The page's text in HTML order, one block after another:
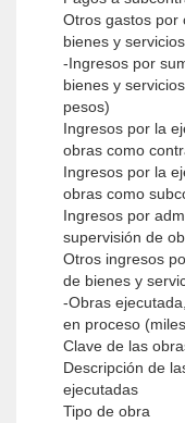
Otros gastos por
bienes y servicios
-Ingresos por
bienes y
pesos)
Ingresos por la
obras como
Ingresos por la
obras como
Ingresos por
supervisión de
Otros ingresos
de bienes y
-Obras
en proceso
Clave de las
Descripción de
ejecutadas
Tipo de obra